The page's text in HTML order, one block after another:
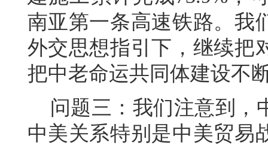
南亚第一条高速铁路。我
外交思想指引下，继续把
把中老命运共同体建设不
问题三：我们注意到，
中美关系特别是中美贸易